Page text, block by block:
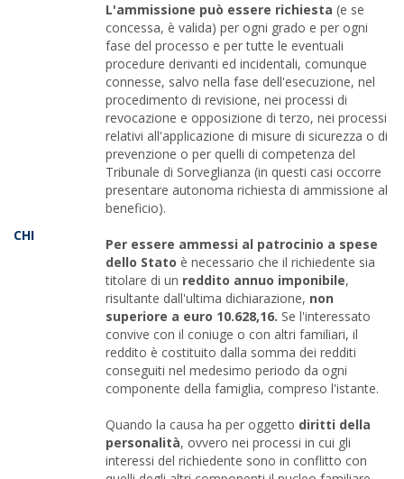
CHI
L'ammissione può essere richiesta (e se
concessa, è valida) per ogni grado e per ogni
fase del processo e per tutte le eventuali
procedure derivanti ed incidentali, comunque
connesse, salvo nella fase dell'esecuzione, nel
procedimento di revisione, nei processi di
revocazione e opposizione di terzo, nei processi
relativi all'applicazione di misure di sicurezza o di
prevenzione o per quelli di competenza del
Tribunale di Sorveglianza (in questi casi occorre
presentare autonoma richiesta di ammissione al
beneficio).
Per essere ammessi al patrocinio a spese
dello Stato è necessario che il richiedente sia
titolare di un reddito annuo imponibile,
risultante dall'ultima dichiarazione, non
superiore a euro 10.628,16. Se l'interessato
convive con il coniuge o con altri familiari, il
reddito è costituito dalla somma dei redditi
conseguiti nel medesimo periodo da ogni
componente della famiglia, compreso l'istante.
Quando la causa ha per oggetto diritti della
personalità, ovvero nei processi in cui gli
interessi del richiedente sono in conflitto con